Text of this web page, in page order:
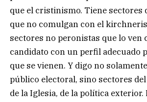
que el cristinismo. Tiene sectores
que no comulgan con el
sectores no peronistas que lo ven
candidato con un perfil adecuado
que se vienen. Y digo no
público electoral, sino sectores
de la Iglesia, de la política exterior.